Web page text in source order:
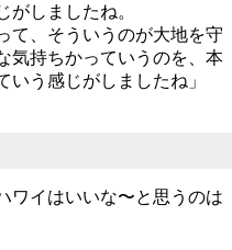
がしましたね。
、そういうのが大地を守
気持ちかっていうのを、本
う感じがしましたね」
ワイはいいな〜と思うのは